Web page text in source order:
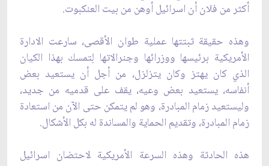
أكثر من فلان أن اسرائيل أوهن من بيت ‏العنكبوت.‏
وهذه حقيقة ثبتتها عملية طوان الأقصى، سارعت الادارة
الأمريكية برئيسها ووزرائها وجنرالاتها ‏لِتمسك بهذا الكيان
الذي كان يهتز وكان يتزلزل، من أجل أن يستعيد بعض
أنفاسه، يستعيد بعض ‏وعيه، يقف على قدميه من جديد،
وليستعيد زمام المبادرة، وهو لم يتمكن حتى الآن من استعادة
زمام ‏المبادرة، وتقديم الحماية والمساندة له بكل الأشكال.
هذه الحادثة وهذه السرعة الأمريكية لاحتضان ‏اسرائيل